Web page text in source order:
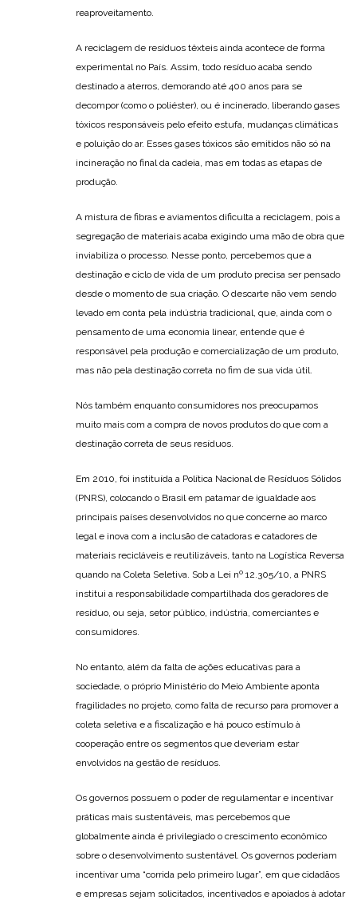
reaproveitamento.
A reciclagem de resíduos têxteis ainda acontece de forma
experimental no País. Assim, todo resíduo acaba sendo
destinado a aterros, demorando até 400 anos para se
decompor (como o poliéster), ou é incinerado, liberando gases
tóxicos responsáveis pelo efeito estufa, mudanças climáticas
e poluição do ar. Esses gases tóxicos são emitidos não só na
incineração no final da cadeia, mas em todas as etapas de
produção.
A mistura de fibras e aviamentos dificulta a reciclagem, pois a
segregação de materiais acaba exigindo uma mão de obra que
inviabiliza o processo. Nesse ponto, percebemos que a
destinação e ciclo de vida de um produto precisa ser pensado
desde o momento de sua criação. O descarte não vem sendo
levado em conta pela indústria tradicional, que, ainda com o
pensamento de uma economia linear, entende que é
responsável pela produção e comercialização de um produto,
mas não pela destinação correta no fim de sua vida útil.
Nós também enquanto consumidores nos preocupamos
muito mais com a compra de novos produtos do que com a
destinação correta de seus resíduos.
Em 2010, foi instituída a Política Nacional de Resíduos Sólidos
(PNRS), colocando o Brasil em patamar de igualdade aos
principais países desenvolvidos no que concerne ao marco
legal e inova com a inclusão de catadoras e catadores de
materiais recicláveis e reutilizáveis, tanto na Logística Reversa
quando na Coleta Seletiva. Sob a Lei nº 12.305/10, a PNRS
institui a responsabilidade compartilhada dos geradores de
resíduo, ou seja, setor público, indústria, comerciantes e
consumidores.
No entanto, além da falta de ações educativas para a
sociedade, o próprio Ministério do Meio Ambiente aponta
fragilidades no projeto, como falta de recurso para promover a
coleta seletiva e a fiscalização e há pouco estímulo à
cooperação entre os segmentos que deveriam estar
envolvidos na gestão de resíduos.
Os governos possuem o poder de regulamentar e incentivar
práticas mais sustentáveis, mas percebemos que
globalmente ainda é privilegiado o crescimento econômico
sobre o desenvolvimento sustentável. Os governos poderiam
incentivar uma “corrida pelo primeiro lugar”, em que cidadãos
e empresas sejam solicitados, incentivados e apoiados à adotar